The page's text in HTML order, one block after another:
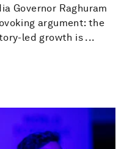
Governor Raghuram
argument: the
led growth is ...